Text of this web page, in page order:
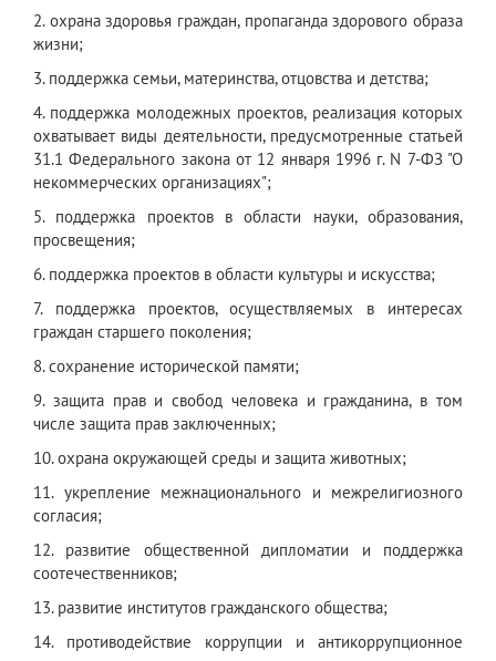
2. охрана здоровья граждан, пропаганда здорового образа
жизни;
3. поддержка семьи, материнства, отцовства и детства;
4. поддержка молодежных проектов, реализация которых
охватывает виды деятельности, предусмотренные статьей
31.1 Федерального закона от 12 января 1996 г. N 7-ФЗ "О
некоммерческих организациях";
5. поддержка проектов в области науки, образования,
просвещения;
6. поддержка проектов в области культуры и искусства;
7. поддержка проектов, осуществляемых в интересах
граждан старшего поколения;
8. сохранение исторической памяти;
9. защита прав и свобод человека и гражданина, в том
числе защита прав заключенных;
10. охрана окружающей среды и защита животных;
11. укрепление межнационального и межрелигиозного
согласия;
12. развитие общественной дипломатии и поддержка
соотечественников;
13. развитие институтов гражданского общества;
14. противодействие коррупции и антикоррупционное